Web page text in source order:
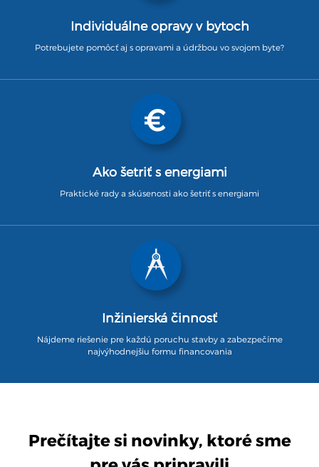
Individuálne opravy v bytoch
Potrebujete pomôcť aj s opravami a údržbou vo svojom byte?
Ako šetriť s energiami
Praktické rady a skúsenosti ako šetriť s energiami
Inžinierská činnosť
Nájdeme riešenie pre každú poruchu stavby a zabezpečíme
najvýhodnejšiu formu financovania
Prečítajte si novinky, ktoré sme